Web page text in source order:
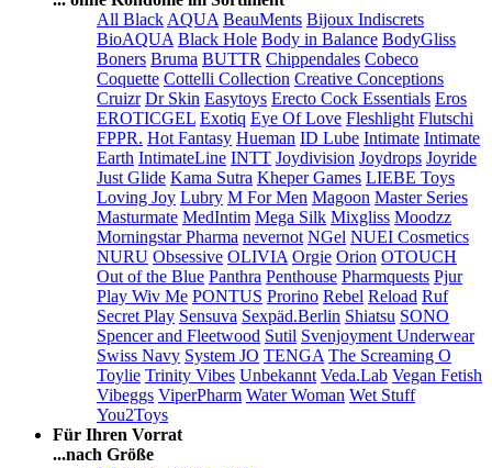
All Black AQUA BeauMents Bijoux Indiscrets
BioAQUA Black Hole Body in Balance BodyGliss
Boners Bruma BUTTR Chippendales Cobeco
Coquette Cottelli Collection Creative Conceptions
Cruizr Dr Skin Easytoys Erecto Cock Essentials Eros
EROTICGEL Exotiq Eye Of Love Fleshlight Flutschi
FPPR. Hot Fantasy Hueman ID Lube Intimate Intimate
Earth IntimateLine INTT Joydivision Joydrops Joyride
Just Glide Kama Sutra Kheper Games LIEBE Toys
Loving Joy Lubry M For Men Magoon Master Series
Masturmate MedIntim Mega Silk Mixgliss Moodzz
Morningstar Pharma nevernot NGel NUEI Cosmetics
NURU Obsessive OLIVIA Orgie Orion OTOUCH
Out of the Blue Panthra Penthouse Pharmquests Pjur
Play Wiv Me PONTUS Prorino Rebel Reload Ruf
Secret Play Sensuva Sexpäd.Berlin Shiatsu SONO
Spencer and Fleetwood Sutil Svenjoyment Underwear
Swiss Navy System JO TENGA The Screaming O
Toylie Trinity Vibes Unbekannt Veda.Lab Vegan Fetish
Vibeggs ViperPharm Water Woman Wet Stuff
You2Toys
Für Ihren Vorrat
...nach Größe